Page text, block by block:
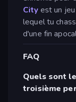
City est un
lequel tu
d'une fin
FAQ
Quels sont
troisième